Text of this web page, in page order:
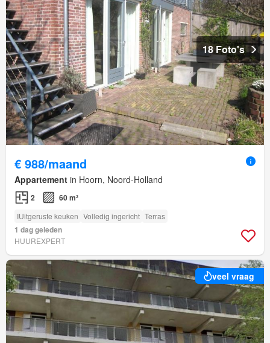
18 Foto's
€ 988/maand
Appartement in Hoorn, Noord-Holland
2 60 m²
IUitgeruste keuken Volledig ingericht Terras
1 dag geleden
HUUREXPERT
veel vraag